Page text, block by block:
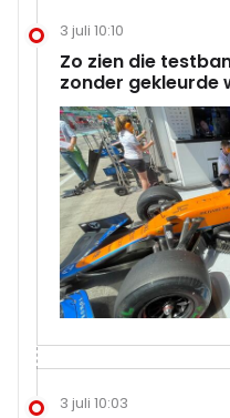
3 juli 10:10
Zo zien die
zonder gekleurde
3 juli 10:03